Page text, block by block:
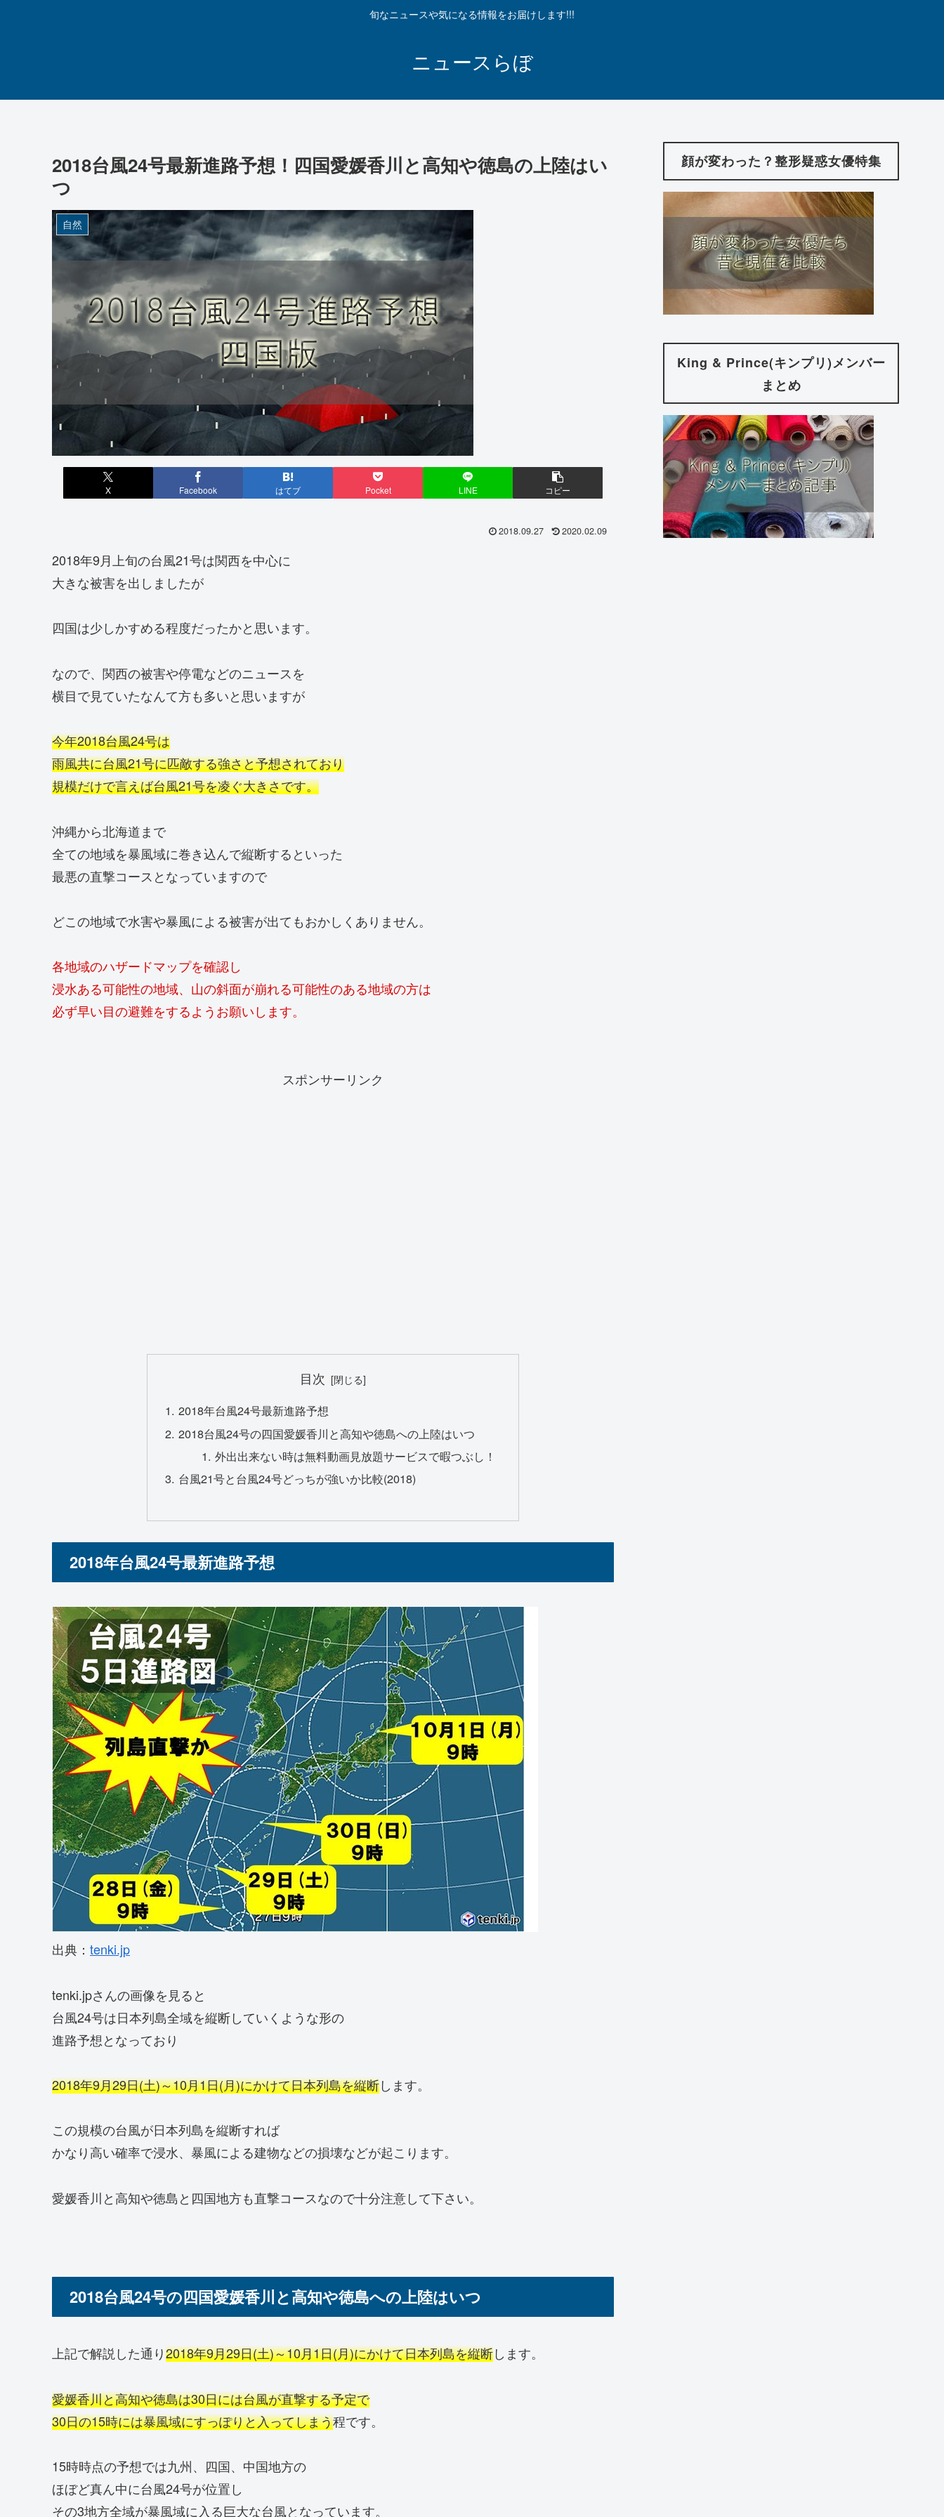
旬なニュースや気になる情報をお届けします!!!
ニュースらぼ
2018台風24号最新進路予想！四国愛媛香川と高知や徳島の上陸はい
つ
自然
X Facebook はてブ Pocket LINE コピー
2018.09.27 2020.02.09
2018年9月上旬の台風21号は関西を中心に
大きな被害を出しましたが
四国は少しかすめる程度だったかと思います。
なので、関西の被害や停電などのニュースを
横目で見ていたなんて方も多いと思いますが
今年2018台風24号は
雨風共に台風21号に匹敵する強さと予想されており
規模だけで言えば台風21号を凌ぐ大きさです。
沖縄から北海道まで
全ての地域を暴風域に巻き込んで縦断するといった
最悪の直撃コースとなっていますので
どこの地域で水害や暴風による被害が出てもおかしくありません。
各地域のハザードマップを確認し
浸水ある可能性の地域、山の斜面が崩れる可能性のある地域の方は
必ず早い目の避難をするようお願いします。
スポンサーリンク
目次
2018年台風24号最新進路予想
2018台風24号の四国愛媛香川と高知や徳島への上陸はいつ
外出出来ない時は無料動画見放題サービスで暇つぶし！
台風21号と台風24号どっちが強いか比較(2018)
2018年台風24号最新進路予想
出典： tenki.jp
tenki.jpさんの画像を見ると
台風24号は日本列島全域を縦断していくような形の
進路予想となっており
2018年9月29日(土)～10月1日(月)にかけて日本列島を縦断します。
この規模の台風が日本列島を縦断すれば
かなり高い確率で浸水、暴風による建物などの損壊などが起こります。
愛媛香川と高知や徳島と四国地方も直撃コースなので十分注意して下さい。
2018台風24号の四国愛媛香川と高知や徳島への上陸はいつ
上記で解説した通り2018年9月29日(土)～10月1日(月)にかけて日本列島を縦断します。
愛媛香川と高知や徳島は30日には台風が直撃する予定で
30日の15時には暴風域にすっぽりと入ってしまう程です。
15時時点の予想では九州、四国、中国地方の
ほぼど真ん中に台風24号が位置し
その3地方全域が暴風域に入る巨大な台風となっています。
顔が変わった？整形疑惑女優特集
King & Prince(キンプリ)メンバー
まとめ